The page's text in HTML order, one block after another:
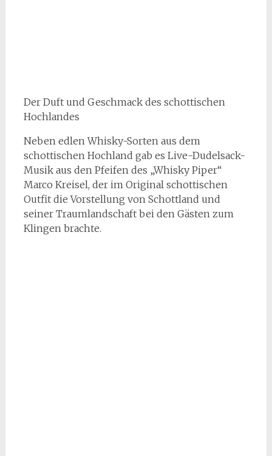
Der Duft und Geschmack des schottischen
Hochlandes
Neben edlen Whisky-Sorten aus dem
schottischen Hochland gab es Live-Dudelsack-
Musik aus den Pfeifen des „Whisky Piper“
Marco Kreisel, der im Original schottischen
Outfit die Vorstellung von Schottland und
seiner Traumlandschaft bei den Gästen zum
Klingen brachte.